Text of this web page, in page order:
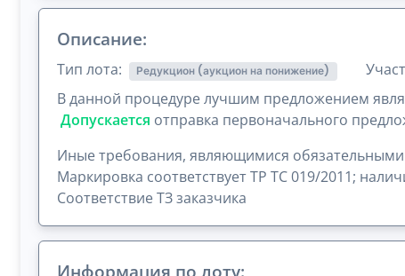
Описание:
Тип лота: Редукцион (аукцион на понижение)
В данной процедуре лучшим предложением
Допускается отправка первоначального
Иные требования, являющимися
Маркировка соответствует ТР ТС 019/2011;
Соответствие ТЗ заказчика